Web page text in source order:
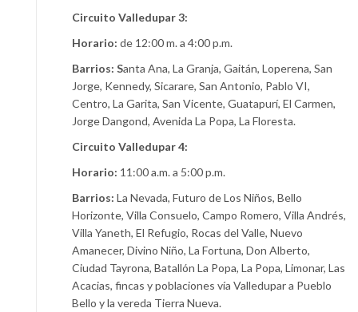
Circuito Valledupar 3:
Horario: de 12:00 m. a 4:00 p.m.
Barrios: Santa Ana, La Granja, Gaitán, Loperena, San
Jorge, Kennedy, Sicarare, San Antonio, Pablo VI,
Centro, La Garita, San Vicente, Guatapurí, El Carmen,
Jorge Dangond, Avenida La Popa, La Floresta.
Circuito Valledupar 4:
Horario: 11:00 a.m. a 5:00 p.m.
Barrios: La Nevada, Futuro de Los Niños, Bello
Horizonte, Villa Consuelo, Campo Romero, Villa Andrés,
Villa Yaneth, El Refugio, Rocas del Valle, Nuevo
Amanecer, Divino Niño, La Fortuna, Don Alberto,
Ciudad Tayrona, Batallón La Popa, La Popa, Limonar, Las
Acacias, fincas y poblaciones vía Valledupar a Pueblo
Bello y la vereda Tierra Nueva.